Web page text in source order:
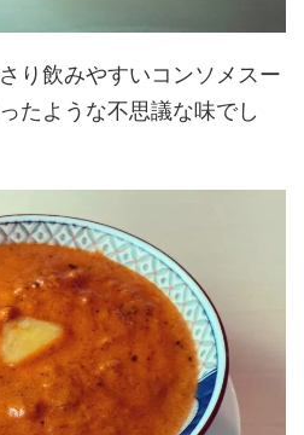
り飲みやすいコンソメスー
たような不思議な味でし